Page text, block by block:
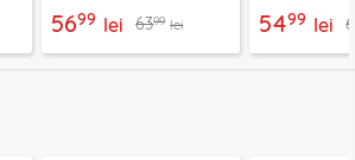
5699 lei 6399 lei 5499 lei